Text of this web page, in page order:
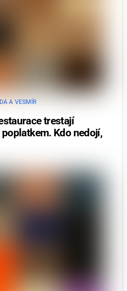
A VESMÍR
trestají
Kdo nedojí,